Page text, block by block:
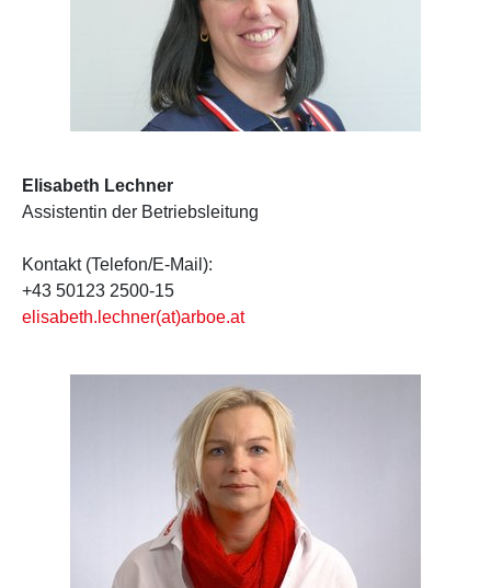
Elisabeth Lechner
Assistentin der Betriebsleitung
Kontakt (Telefon/E-Mail):
+43 50123 2500-15
elisabeth.lechner(at)arboe.at